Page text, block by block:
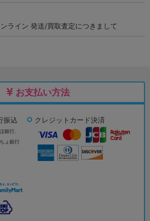
ンライン 発送/買取査定につきまして
お支払い方法
振込
銀行、
ょ銀行
クレジットカード決済